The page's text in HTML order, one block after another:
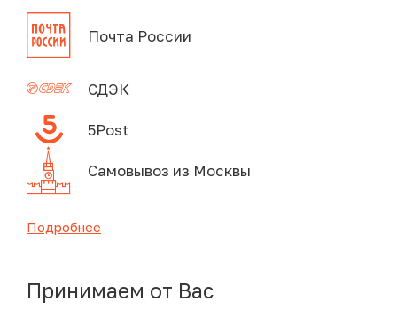
Почта России
СДЭК
5Post
Самовывоз из Москвы
Подробнее
Принимаем от Вас